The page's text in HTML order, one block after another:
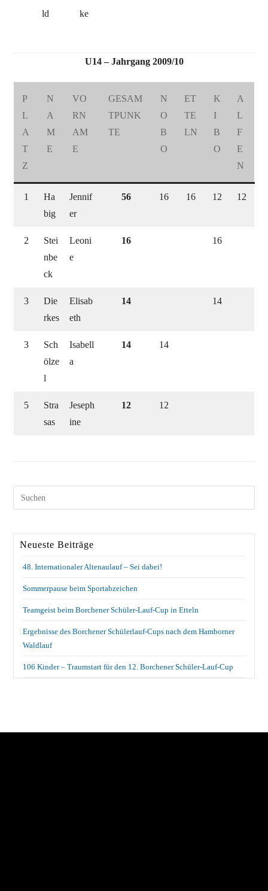
ld
ke
U14 – Jahrgang 2009/10
P
L
A
T
Z
N
A
M
E
VO
RN
AM
E
GESAM
TPUNK
TE
N
O
B
O
ET
TE
LN
K
I
B
O
A
L
F
E
N
1
Ha
big
Jennif
er
56 16 16 12 12
2
Stei
nbe
ck
Leoni
e
16 16
3
Die
rkes
Elisab
eth
14 14
3
Sch
ölze
l
Isabell
a
14 14
5
Stra
sas
Jeseph
ine
12 12
Neueste Beiträge
48. Internationaler Altenaulauf – Sei dabei!
Sommerpause beim Sportabzeichen
Teamgeist beim Borchener Schüler-Lauf-Cup in Etteln
Ergebnisse des Borchener Schülerlauf-Cups nach dem Hamborner
Waldlauf
106 Kinder – Traumstart für den 12. Borchener Schüler-Lauf-Cup